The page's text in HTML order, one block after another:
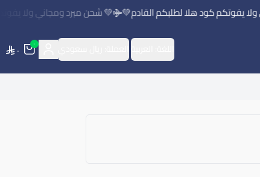
كود هلا لطلبكم القادم💚 💚 شحن مبرد ومجاني ولا يفوتكم
٠ ٠